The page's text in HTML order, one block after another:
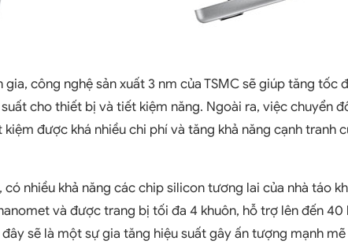
gia, công nghệ sản xuất 3 nm của TSMC sẽ giúp tăng tốc
cho thiết bị và tiết kiệm năng. Ngoài ra, việc chuyển
được khá nhiều chi phí và tăng khả năng cạnh tranh
nhiều khả năng các chip silicon tương lai của nhà táo
và được trang bị tối đa 4 khuôn, hỗ trợ lên đến 40
sẽ là một sự gia tăng hiệu suất gây ấn tượng mạnh